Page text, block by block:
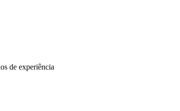
de experiência